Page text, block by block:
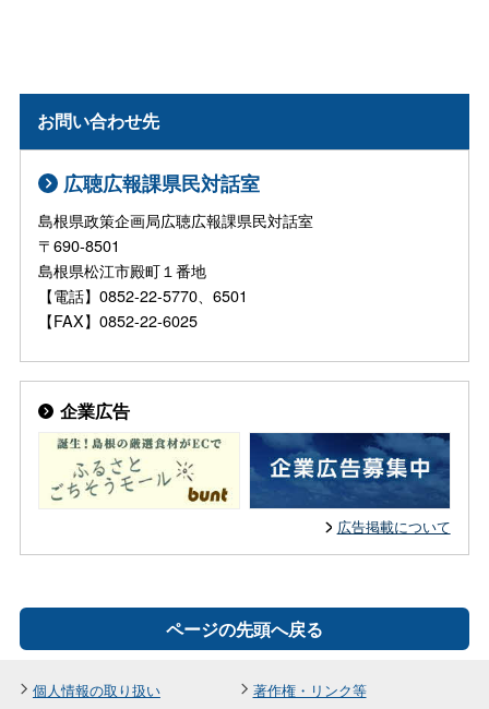
お問い合わせ先
広聴広報課県民対話室
島根県政策企画局広聴広報課県民対話室
〒690-8501
島根県松江市殿町１番地
【電話】0852-22-5770、6501
【FAX】0852-22-6025
企業広告
広告掲載について
ページの先頭へ戻る
個人情報の取り扱い 著作権・リンク等